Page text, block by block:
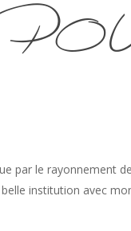
par le rayonnement
institution avec